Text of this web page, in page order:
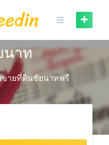
าท
ายที่ดินชัยนาทฟรี